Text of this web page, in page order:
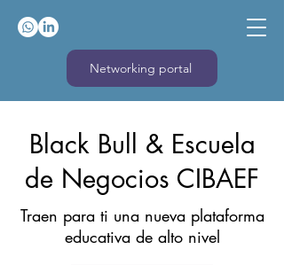
Networking portal
Black Bull & Escuela
de Negocios CIBAEF
Traen para ti una nueva plataforma
educativa de alto nivel